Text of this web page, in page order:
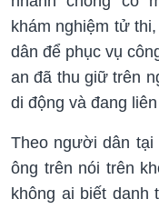
khám nghiệm tử
dân để phục vụ
an đã thu giữ trên
di động và đang
Theo người dân
ông trên nói trên
không ai biết